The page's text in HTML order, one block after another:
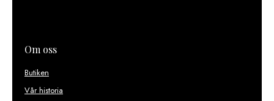
Om oss
Butiken
Vår historia